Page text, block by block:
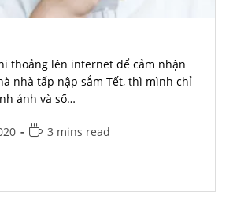
thoảng lên internet để cảm nhận
nhà tấp nập sắm Tết, thì mình chỉ
ảnh và số…
Reading
3 mins read